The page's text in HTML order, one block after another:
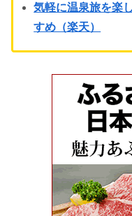
気軽に温泉旅を楽
すめ（楽天）